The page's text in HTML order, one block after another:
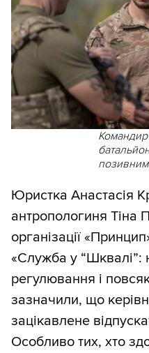
Командир
Юристка Анастасія
антропологиня Тіна
організації
«Служба у “Шквалі”:
регулювання і
зазначили, що
зацікавлене
Особливо тих, хто